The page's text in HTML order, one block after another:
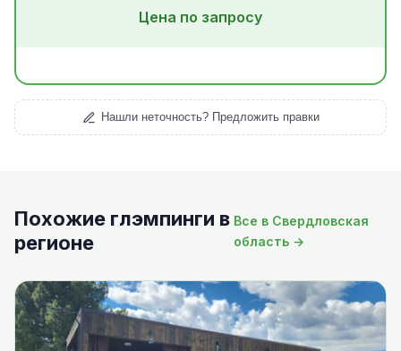
Цена по запросу
Нашли неточность? Предложить правки
Похожие глэмпинги в
регионе
Все в Свердловская
область →